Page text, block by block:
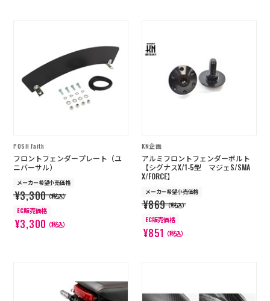
POSH Faith
フロントフェンダープレート（ユ
ニバーサル）
メーカー希望小売価格
¥3,300（税込）
EC販売価格
¥3,300（税込）
KN企画
アルミフロントフェンダーボルト
【シグナスX/1-5型 マジェS/SMA
X/FORCE】
メーカー希望小売価格
¥869（税込）
EC販売価格
¥851 （税込）